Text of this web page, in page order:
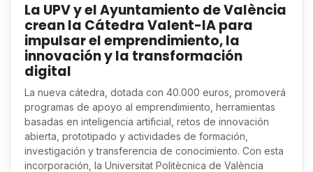
La UPV y el Ayuntamiento de València
crean la Cátedra Valent-IA para
impulsar el emprendimiento, la
innovación y la transformación
digital
La nueva cátedra, dotada con 40.000 euros, promoverá
programas de apoyo al emprendimiento, herramientas
basadas en inteligencia artificial, retos de innovación
abierta, prototipado y actividades de formación,
investigación y transferencia de conocimiento. Con esta
incorporación, la Universitat Politècnica de València